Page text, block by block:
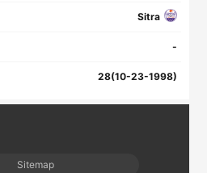
Sitra
-
28(10-23-1998)
Sitemap